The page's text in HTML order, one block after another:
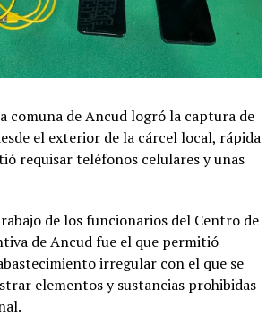
comuna de Ancud logró la captura de
el exterior de la cárcel local, rápida
requisar teléfonos celulares y unas
de los funcionarios del Centro de
de Ancud fue el que permitió
irregular con el que se
elementos y sustancias prohibidas